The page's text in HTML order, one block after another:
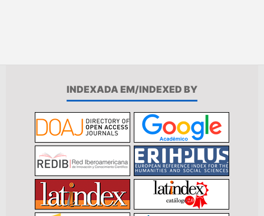
INDEXADA EM/INDEXED BY